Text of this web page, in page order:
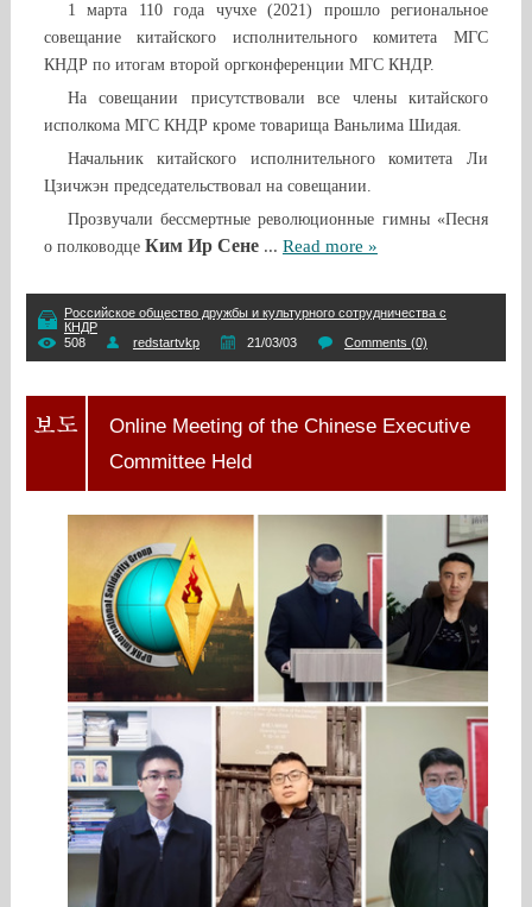
1 марта 110 года чучхе (2021) прошло региональное
совещание китайского исполнительного комитета МГС
КНДР по итогам второй оргконференции МГС КНДР.
На совещании присутствовали все члены китайского
исполкома МГС КНДР кроме товарища Ваньлима Шидая.
Начальник китайского исполнительного комитета Ли
Цзичжэн председательствовал на совещании.
Прозвучали бессмертные революционные гимны «Песня
о полководце Ким Ир Сене ... Read more »
Российское общество дружбы и культурного сотрудничества с
КНДР
508
redstartvkp 21/03/03 Comments (0)
Online Meeting of the Chinese Executive
Committee Held